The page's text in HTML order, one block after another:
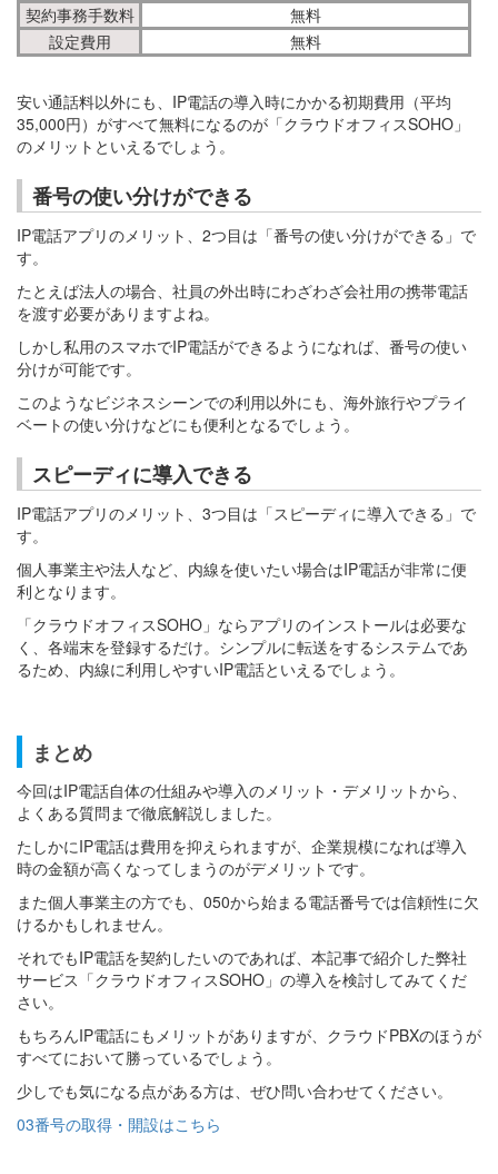
契約事務手数料
無料
設定費用
無料
安い通話料以外にも、IP電話の導入時にかかる初期費用（平均
35,000円）がすべて無料になるのが「クラウドオフィスSOHO」
のメリットといえるでしょう。
番号の使い分けができる
IP電話アプリのメリット、2つ目は「番号の使い分けができる」で
す。
たとえば法人の場合、社員の外出時にわざわざ会社用の携帯電話
を渡す必要がありますよね。
しかし私用のスマホでIP電話ができるようになれば、番号の使い
分けが可能です。
このようなビジネスシーンでの利用以外にも、海外旅行やプライ
ベートの使い分けなどにも便利となるでしょう。
スピーディに導入できる
IP電話アプリのメリット、3つ目は「スピーディに導入できる」で
す。
個人事業主や法人など、内線を使いたい場合はIP電話が非常に便
利となります。
「クラウドオフィスSOHO」ならアプリのインストールは必要な
く、各端末を登録するだけ。シンプルに転送をするシステムであ
るため、内線に利用しやすいIP電話といえるでしょう。
まとめ
今回はIP電話自体の仕組みや導入のメリット・デメリットから、
よくある質問まで徹底解説しました。
たしかにIP電話は費用を抑えられますが、企業規模になれば導入
時の金額が高くなってしまうのがデメリットです。
また個人事業主の方でも、050から始まる電話番号では信頼性に欠
けるかもしれません。
それでもIP電話を契約したいのであれば、本記事で紹介した弊社
サービス「クラウドオフィスSOHO」の導入を検討してみてくだ
さい。
もちろんIP電話にもメリットがありますが、クラウドPBXのほうが
すべてにおいて勝っているでしょう。
少しでも気になる点がある方は、ぜひ問い合わせてください。
03番号の取得・開設はこちら